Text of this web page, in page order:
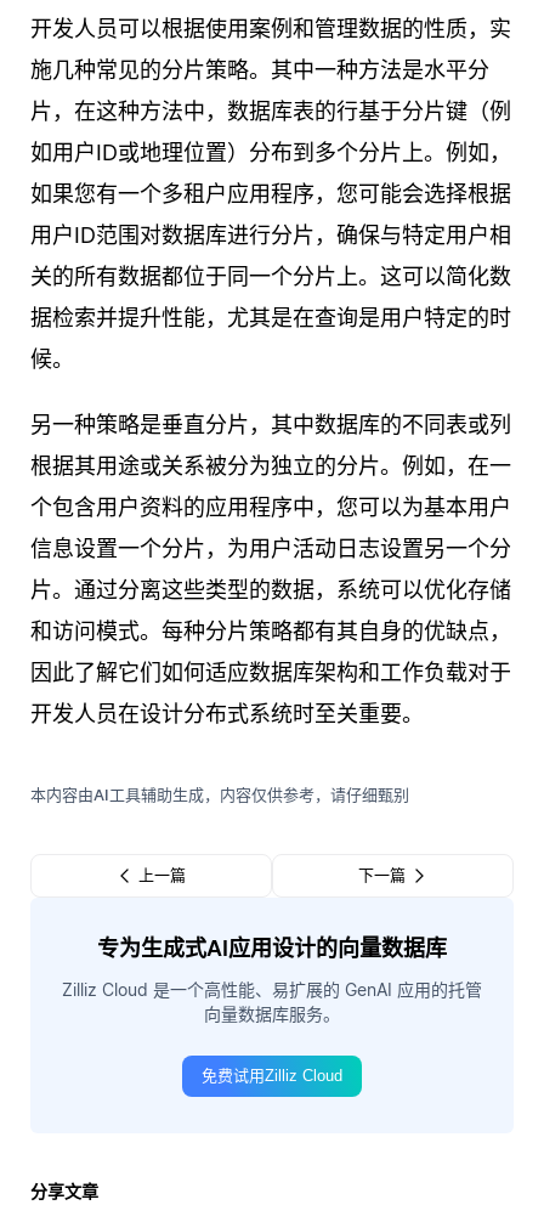
开发人员可以根据使用案例和管理数据的性质，实
施几种常见的分片策略。其中一种方法是水平分
片，在这种方法中，数据库表的行基于分片键（例
如用户ID或地理位置）分布到多个分片上。例如，
如果您有一个多租户应用程序，您可能会选择根据
用户ID范围对数据库进行分片，确保与特定用户相
关的所有数据都位于同一个分片上。这可以简化数
据检索并提升性能，尤其是在查询是用户特定的时
候。
另一种策略是垂直分片，其中数据库的不同表或列
根据其用途或关系被分为独立的分片。例如，在一
个包含用户资料的应用程序中，您可以为基本用户
信息设置一个分片，为用户活动日志设置另一个分
片。通过分离这些类型的数据，系统可以优化存储
和访问模式。每种分片策略都有其自身的优缺点，
因此了解它们如何适应数据库架构和工作负载对于
开发人员在设计分布式系统时至关重要。
本内容由AI工具辅助生成，内容仅供参考，请仔细甄别
上一篇 下一篇
专为生成式AI应用设计的向量数据库
Zilliz Cloud 是一个高性能、易扩展的 GenAI 应用的托管
向量数据库服务。
免费试用Zilliz Cloud
分享文章